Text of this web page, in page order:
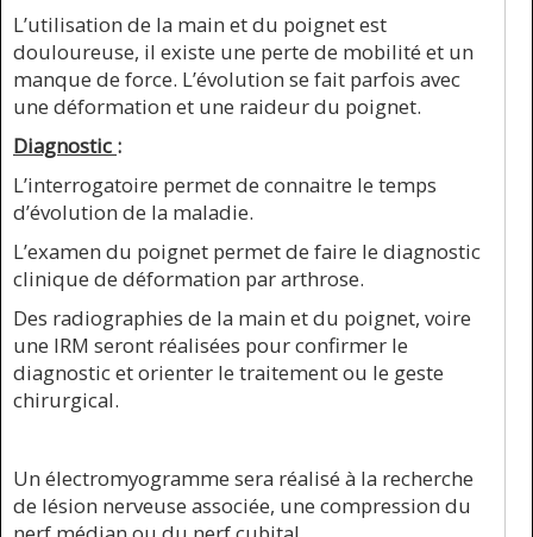
L’utilisation de la main et du poignet est
douloureuse, il existe une perte de mobilité et un
manque de force. L’évolution se fait parfois avec
une déformation et une raideur du poignet.
Diagnostic :
L’interrogatoire permet de connaitre le temps
d’évolution de la maladie.
L’examen du poignet permet de faire le diagnostic
clinique de déformation par arthrose.
Des radiographies de la main et du poignet, voire
une IRM seront réalisées pour confirmer le
diagnostic et orienter le traitement ou le geste
chirurgical.
Un électromyogramme sera réalisé à la recherche
de lésion nerveuse associée, une compression du